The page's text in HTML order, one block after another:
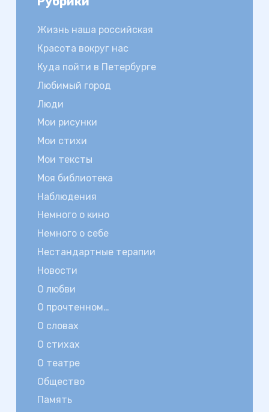
Жизнь наша российская
Красота вокруг нас
Куда пойти в Петербурге
Любимый город
Люди
Мои рисунки
Мои стихи
Мои тексты
Моя библиотека
Наблюдения
Немного о кино
Немного о себе
Нестандартные терапии
Новости
О любви
О прочтенном…
О словах
О стихах
О театре
Общество
Память